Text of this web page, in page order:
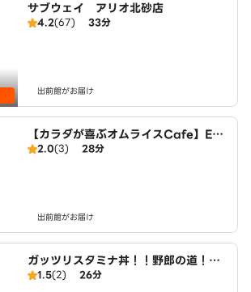
サブウェイ アリオ北砂店
4.2(67) 33分
出前館がお届け
【カラダが喜ぶオムライスCafe】Egg
House～錦糸町店～
2.0(3) 28分
出前館がお届け
ガッツリスタミナ丼！！野郎の道！！
～錦糸町店～
1.5(2) 26分